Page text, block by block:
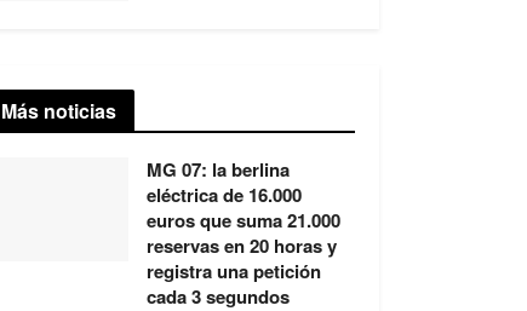
Más noticias
MG 07: la berlina
eléctrica de 16.000
euros que suma 21.000
reservas en 20 horas y
registra una petición
cada 3 segundos